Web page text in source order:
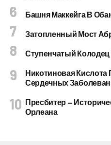
Башня Маккейга В
Затопленный Мост
Ступенчатый
Никотиновая
Сердечных
Пресбитер —
Орлеана